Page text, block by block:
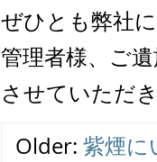
ぜひとも弊社
管理者様、ご
させていただ
Older: 紫煙に